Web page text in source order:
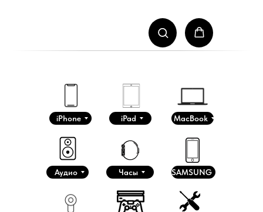
iPhone iPad MacBook
Аудио Часы SAMSUNG